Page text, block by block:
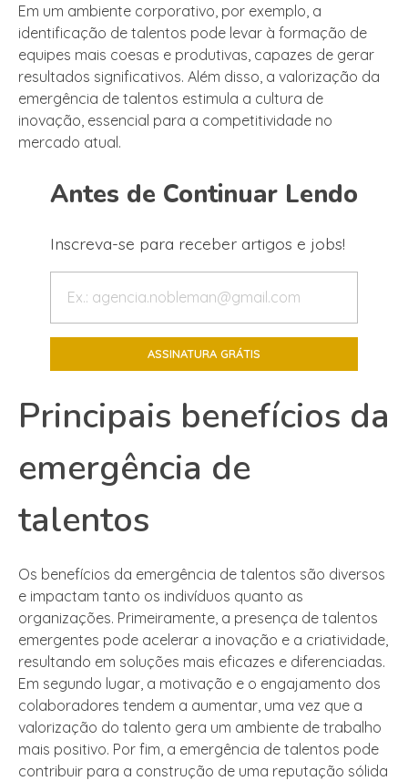
Em um ambiente corporativo, por exemplo, a
identificação de talentos pode levar à formação de
equipes mais coesas e produtivas, capazes de gerar
resultados significativos. Além disso, a valorização da
emergência de talentos estimula a cultura de
inovação, essencial para a competitividade no
mercado atual.
Antes de Continuar Lendo
Inscreva-se para receber artigos e jobs!
Principais benefícios da
emergência de
talentos
Os benefícios da emergência de talentos são diversos
e impactam tanto os indivíduos quanto as
organizações. Primeiramente, a presença de talentos
emergentes pode acelerar a inovação e a criatividade,
resultando em soluções mais eficazes e diferenciadas.
Em segundo lugar, a motivação e o engajamento dos
colaboradores tendem a aumentar, uma vez que a
valorização do talento gera um ambiente de trabalho
mais positivo. Por fim, a emergência de talentos pode
contribuir para a construção de uma reputação sólida